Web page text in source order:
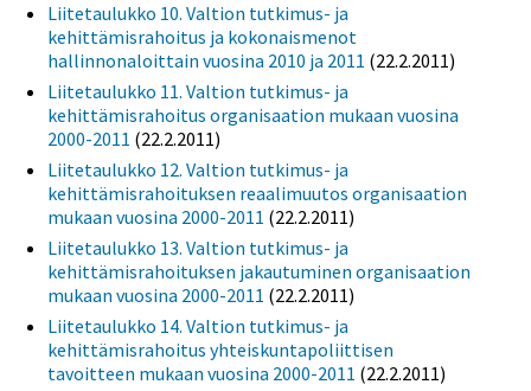
Liitetaulukko 10. Valtion tutkimus- ja
kehittämisrahoitus ja kokonaismenot
hallinnonaloittain vuosina 2010 ja 2011 (22.2.2011)
Liitetaulukko 11. Valtion tutkimus- ja
kehittämisrahoitus organisaation mukaan vuosina
2000-2011 (22.2.2011)
Liitetaulukko 12. Valtion tutkimus- ja
kehittämisrahoituksen reaalimuutos organisaation
mukaan vuosina 2000-2011 (22.2.2011)
Liitetaulukko 13. Valtion tutkimus- ja
kehittämisrahoituksen jakautuminen organisaation
mukaan vuosina 2000-2011 (22.2.2011)
Liitetaulukko 14. Valtion tutkimus- ja
kehittämisrahoitus yhteiskuntapoliittisen
tavoitteen mukaan vuosina 2000-2011 (22.2.2011)